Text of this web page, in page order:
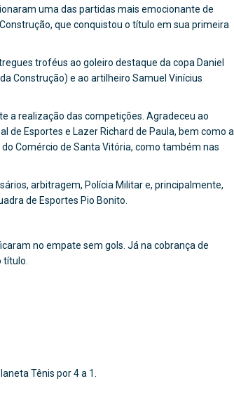
uma das partidas mais emocionante de
que conquistou o título em sua primeira
troféus ao goleiro destaque da copa Daniel
Construção) e ao artilheiro Samuel Vinícius
a realização das competições. Agradeceu ao
de Esportes e Lazer Richard de Paula, bem como a
Comércio de Santa Vitória, como também nas
arbitragem, Polícia Militar e, principalmente,
de Esportes Pio Bonito.
no empate sem gols. Já na cobrança de
Tênis por 4 a 1.